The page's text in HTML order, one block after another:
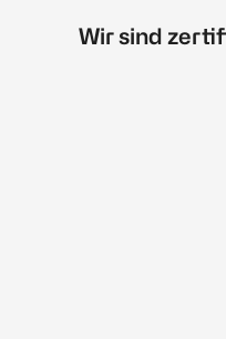
Wir sind